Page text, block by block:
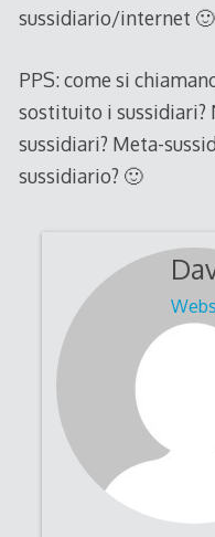
sussidiario/internet 🙂
PPS: come si
sostituito i sussidiari?
sussidiari? Meta-
sussidiario? 🙂